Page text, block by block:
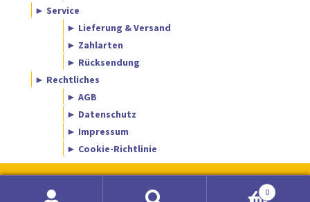
► Service
► Lieferung & Versand
► Zahlarten
► Rücksendung
► Rechtliches
► AGB
► Datenschutz
► Impressum
► Cookie-Richtlinie
0